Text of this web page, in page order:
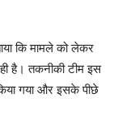
कि मामले को लेकर
है। तकनीकी टीम इस
गया और इसके पीछे